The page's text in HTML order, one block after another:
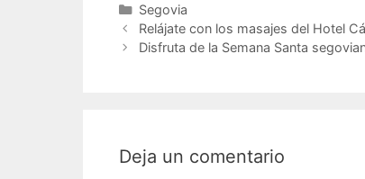
p
a
r
a
c
e
n
p
a
r
a
c
e
n
Categorías
Segovia
Navegación
de
Relájate con los masajes del Hotel
Disfruta de la Semana Santa
Deja un comentario